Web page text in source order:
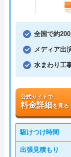
全国で約
メディア出
水まわり工
公式サイトで
料金詳細 を見る
駆けつけ時間
出張見積もり